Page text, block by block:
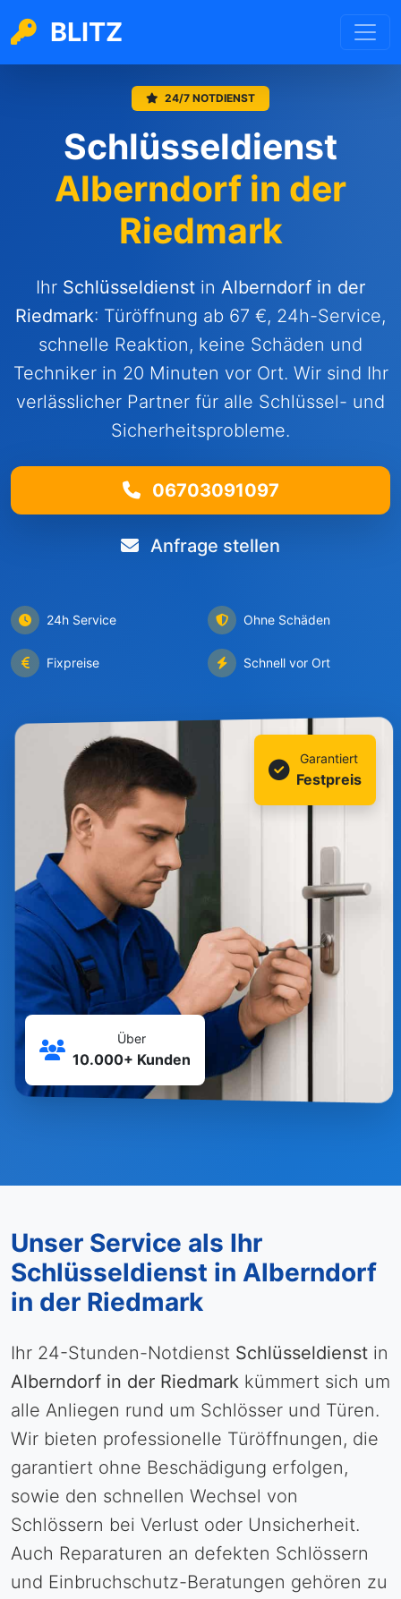
BLITZ
24/7 NOTDIENST
Schlüsseldienst
Alberndorf in der
Riedmark
Ihr Schlüsseldienst in Alberndorf in der
Riedmark: Türöffnung ab 67 €, 24h-Service,
schnelle Reaktion, keine Schäden und
Techniker in 20 Minuten vor Ort. Wir sind Ihr
verlässlicher Partner für alle Schlüssel- und
Sicherheitsprobleme.
06703091097
Anfrage stellen
24h Service Ohne Schäden
Fixpreise Schnell vor Ort
Garantiert
Festpreis
Über
10.000+ Kunden
Unser Service als Ihr
Schlüsseldienst in Alberndorf
in der Riedmark
Ihr 24-Stunden-Notdienst Schlüsseldienst in
Alberndorf in der Riedmark kümmert sich um
alle Anliegen rund um Schlösser und Türen.
Wir bieten professionelle Türöffnungen, die
garantiert ohne Beschädigung erfolgen,
sowie den schnellen Wechsel von
Schlössern bei Verlust oder Unsicherheit.
Auch Reparaturen an defekten Schlössern
und Einbruchschutz-Beratungen gehören zu